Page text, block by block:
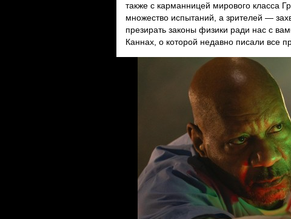
также с карманницей мирового класса
множество испытаний, а зрителей —
презирать законы физики ради нас с
Каннах, о которой недавно писали все